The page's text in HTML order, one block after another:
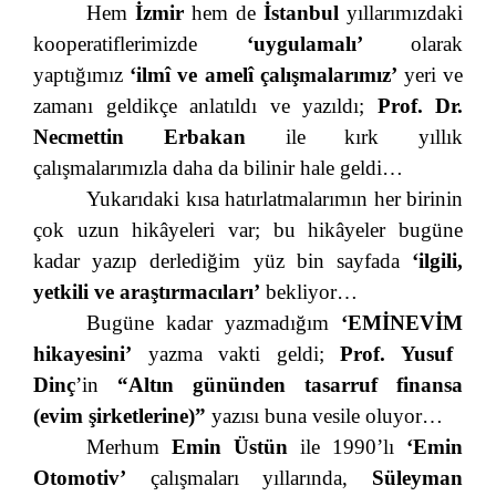
Hem İzmir hem de İstanbul yıllarımızdaki
kooperatiflerimizde ‘uygulamalı’ olarak
yaptığımız ‘ilmî ve amelî çalışmalarımız’ yeri ve
zamanı geldikçe anlatıldı ve yazıldı; Prof. Dr.
Necmettin Erbakan ile kırk yıllık
çalışmalarımızla daha da bilinir hale geldi…
Yukarıdaki kısa hatırlatmalarımın her birinin
çok uzun hikâyeleri var; bu hikâyeler bugüne
kadar yazıp derlediğim yüz bin sayfada ‘ilgili,
yetkili ve araştırmacıları’ bekliyor…
Bugüne kadar yazmadığım ‘EMİNEVİM
hikayesini’ yazma vakti geldi; Prof. Yusuf
Dinç’in “Altın gününden tasarruf finansa
(evim şirketlerine)” yazısı buna vesile oluyor…
Merhum Emin Üstün ile 1990’lı ‘Emin
Otomotiv’ çalışmaları yıllarında, Süleyman